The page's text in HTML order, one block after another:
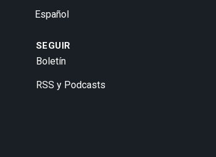
Español
SEGUIR
Boletín
RSS y Podcasts